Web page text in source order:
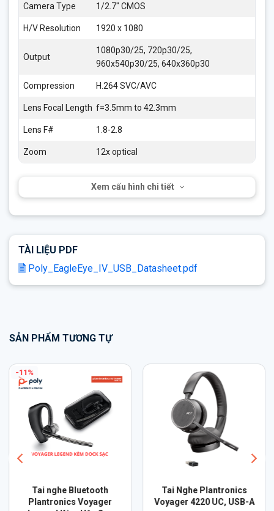
Camera Type 1/2.7″ CMOS
H/V Resolution 1920 x 1080
Output
1080p30/25, 720p30/25,
960x540p30/25, 640x360p30
Compression H.264 SVC/AVC
Lens Focal Length f=3.5mm to 42.3mm
Lens F# 1.8-2.8
Zoom 12x optical
Xem cấu hình chi tiết
TÀI LIỆU PDF
Poly_EagleEye_IV_USB_Datasheet.pdf
SẢN PHẨM TƯƠNG TỰ
-11%
Tai nghe Bluetooth
Plantronics Voyager
Tai Nghe Plantronics
Voyager 4220 UC, USB-A